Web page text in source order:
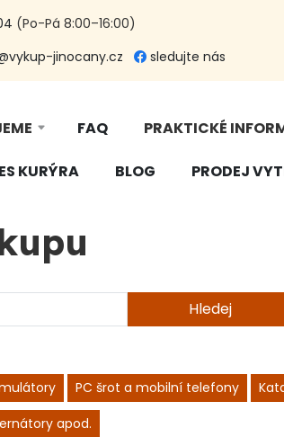
(Po-Pá 8:00–16:00)
jinocany.cz sledujte nás
FAQ PRAKTICKÉ
KURÝRA BLOG PRODEJ
Hledej
PC šrot a mobilní telefony
apod.